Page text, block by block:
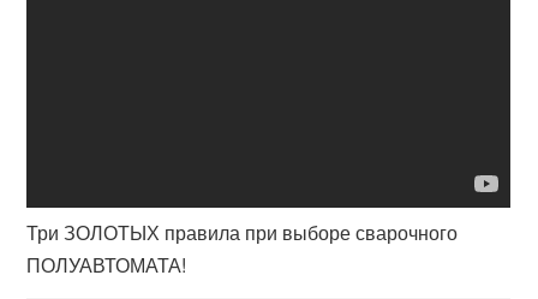
Три ЗОЛОТЫХ правила при выборе сварочного
ПОЛУАВТОМАТА!